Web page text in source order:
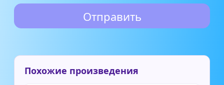
Похожие произведения